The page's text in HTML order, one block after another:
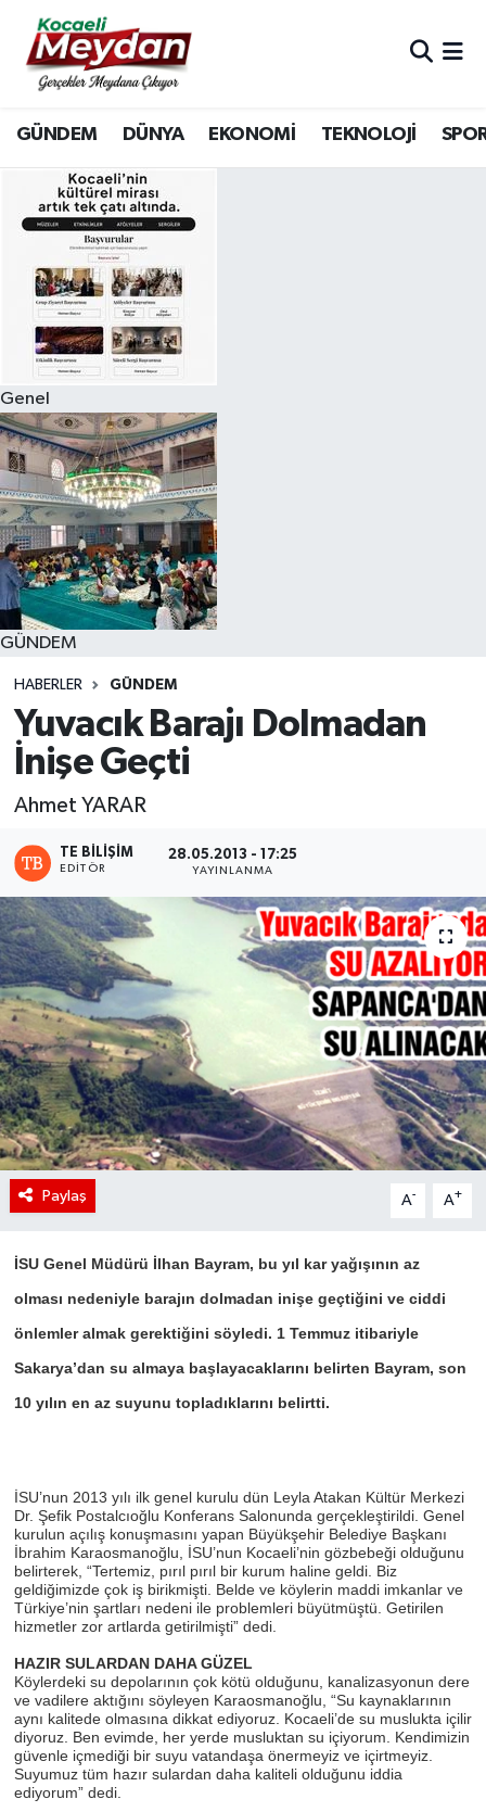
GÜNDEM DÜNYA EKONOMİ TEKNOLOJİ
Genel
GÜNDEM
HABERLER GÜNDEM
Yuvacık Barajı Dolmadan
İnişe Geçti
Ahmet YARAR
TE BILIŞIM
EDITÖR
28.05.2013 - 17:25
YAYINLANMA
Paylaş A- A+
İSU Genel Müdürü İlhan Bayram, bu yıl kar yağışının az
olması nedeniyle barajın dolmadan inişe geçtiğini ve ciddi
önlemler almak gerektiğini söyledi. 1 Temmuz itibariyle
Sakarya’dan su almaya başlayacaklarını belirten Bayram, son
10 yılın en az suyunu topladıklarını belirtti.
İSU’nun 2013 yılı ilk genel kurulu dün Leyla Atakan Kültür Merkezi
Dr. Şefik Postalcıoğlu Konferans Salonunda gerçekleştirildi. Genel
kurulun açılış konuşmasını yapan Büyükşehir Belediye Başkanı
İbrahim Karaosmanoğlu, İSU’nun Kocaeli’nin gözbebeği olduğunu
belirterek, “Tertemiz, pırıl pırıl bir kurum haline geldi. Biz
geldiğimizde çok iş birikmişti. Belde ve köylerin maddi imkanlar ve
Türkiye’nin şartları nedeni ile problemleri büyütmüştü. Getirilen
hizmetler zor artlarda getirilmişti” dedi.
HAZIR SULARDAN DAHA GÜZEL
Köylerdeki su depolarının çok kötü olduğunu, kanalizasyonun dere
ve vadilere aktığını söyleyen Karaosmanoğlu, “Su kaynaklarının
aynı kalitede olmasına dikkat ediyoruz. Kocaeli’de su muslukta içilir
diyoruz. Ben evimde, her yerde musluktan su içiyorum. Kendimizin
güvenle içmediği bir suyu vatandaşa önermeyiz ve içirtmeyiz.
Suyumuz tüm hazır sulardan daha kaliteli olduğunu iddia
ediyorum” dedi.
Nöbetçi Eczaneler
Hava Durumu
Trafik Durumu
Süper Lig Puan Durumu ve Fikstür
Tüm Manşetler
Son Dakika Haberleri
Haber Arşivi